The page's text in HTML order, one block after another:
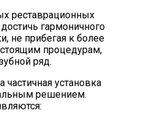
реставрационных
гармоничного
не прибегая к более
процедурам,
ряд.
частичная установка
решением.